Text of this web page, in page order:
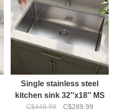
Single stainless steel
kitchen sink 32''x18'' MS
C$449.99 C$289.99